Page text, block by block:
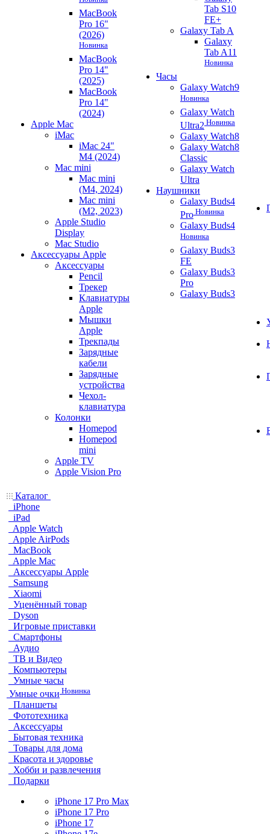
MacBook
Pro 16"
(2026)
Новинка
MacBook
Pro 14"
(2025)
MacBook
Pro 14"
(2024)
Apple Mac
iMac
iMac 24"
M4 (2024)
Mac mini
Mac mini
(M4, 2024)
Mac mini
(M2, 2023)
Apple Studio
Display
Mac Studio
Аксессуары Apple
Аксессуары
Pencil
Трекер
Клавиатуры
Apple
Мышки
Apple
Трекпады
Зарядные
кабели
Зарядные
устройства
Чехол-
клавиатура
Колонки
Homepod
Homepod
mini
Apple TV
Apple Vision Pro
Tab S10
FE+
Galaxy Tab A
Galaxy
Tab A11
Новинка
Часы
Galaxy Watch9
Новинка
Galaxy Watch
Ultra2 Новинка
Galaxy Watch8
Galaxy Watch8
Classic
Galaxy Watch
Ultra
Наушники
Galaxy Buds4
Pro Новинка
Galaxy Buds4
Новинка
Galaxy Buds3
FE
Galaxy Buds3
Pro
Galaxy Buds3
Каталог
iPhone
iPad
Apple Watch
Apple AirPods
MacBook
Apple Mac
Аксессуары Apple
Samsung
Xiaomi
Уценённый товар
Dyson
Игровые приставки
Смартфоны
Аудио
ТВ и Видео
Компьютеры
Умные часы
Умные очки Новинка
Планшеты
Фототехника
Аксессуары
Бытовая техника
Товары для дома
Красота и здоровье
Хобби и развлечения
Подарки
iPhone 17 Pro Max
iPhone 17 Pro
iPhone 17